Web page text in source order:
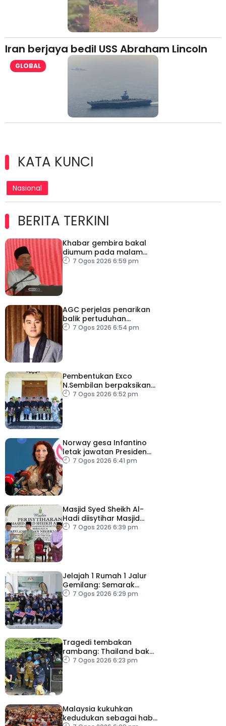
Iran berjaya bedil USS Abraham Lincoln
GLOBAL
KATA KUNCI
Nasional
BERITA TERKINI
Khabar gembira bakal
diumum pada malam
ambang merdeka
7 Ogos 2026 6:59 pm
AGC perjelas penarikan
balik pertuduhan
terhadap Nicky Liow
7 Ogos 2026 6:54 pm
Pembentukan Exco
N.Sembilan berpaksikan
cekap, integriti dan kerja
7 Ogos 2026 6:52 pm
Norway gesa Infantino
letak jawatan Presiden
FIFA7 Ogos 2026 6:41 pm
Masjid Syed Sheikh Al-
Hadi diisytihar Masjid
Pelancongan Negeri
7 Ogos 2026 6:39 pm
Jelajah 1 Rumah 1 Jalur
Gemilang: Semarak
semangat patriotisme
7 Ogos 2026 6:29 pm
Tragedi tembakan
rambang: Thailand bakal
umum pelan tindakan
7 Ogos 2026 6:23 pm
Malaysia kukuhkan
kedudukan sebagai hab